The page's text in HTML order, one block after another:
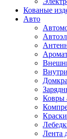
Кованые
Авто
Ковры
Лента